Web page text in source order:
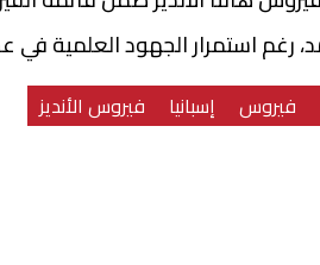
رغم استمرار الجهود العلمية في
فيروس إسبانيا فيروس الأنديز